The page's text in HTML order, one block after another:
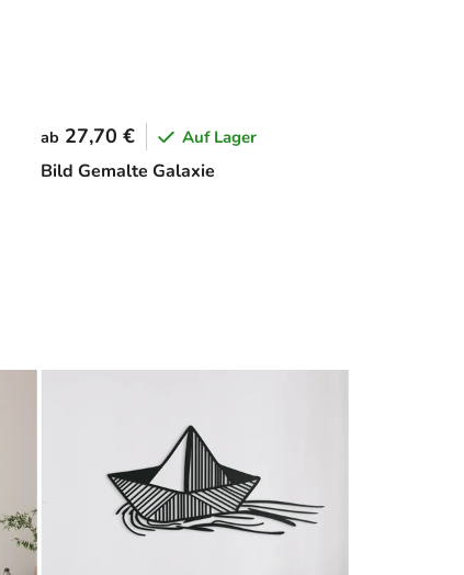
Bild Gemalte Galaxie
ab 27,70 € Auf Lager